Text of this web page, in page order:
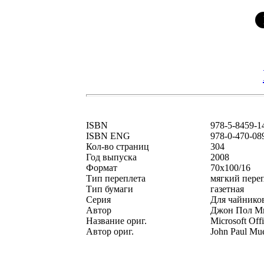
ISBN
978-5-8459-
ISBN ENG
978-0-470-
Кол-во страниц
304
Год выпуска
2008
Формат
70x100/16
Тип переплета
мягкий
Тип бумаги
газетная
Серия
Для
Автор
Джон Пол
Название ориг.
Microsoft
Автор ориг.
John Paul